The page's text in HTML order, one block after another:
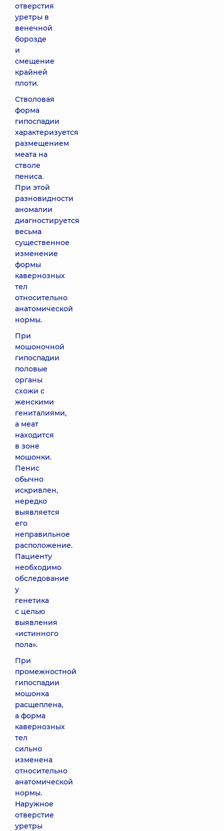
отверстия
уретры в
венечной
борозде
и
смещение
крайней
плоти.
Стволовая
форма
гипоспадии
характеризуется
размещением
меата на
стволе
пениса.
При этой
разновидности
аномалии
диагностируется
весьма
существенное
изменение
формы
кавернозных
тел
относительно
анатомической
нормы.
При
мошоночной
гипоспадии
половые
органы
схожи с
женскими
гениталиями,
а меат
находится
в зоне
мошонки.
Пенис
обычно
искривлен,
нередко
выявляется
его
неправильное
расположение.
Пациенту
необходимо
обследование
у
генетика
с целью
выявления
«истинного
пола».
При
промежностной
гипоспадии
мошонка
расщеплена,
а форма
кавернозных
тел
сильно
изменена
относительно
анатомической
нормы.
Наружное
отверстие
уретры